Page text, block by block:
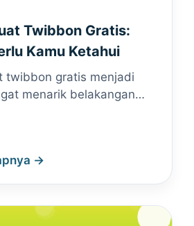
Twibbon Gratis:
Kamu Ketahui
twibbon gratis menjadi
menarik belakangan…
→